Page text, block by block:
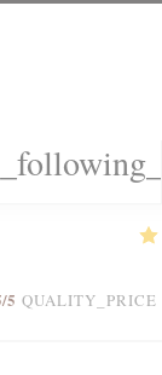
/5 QUALITY_PRICE